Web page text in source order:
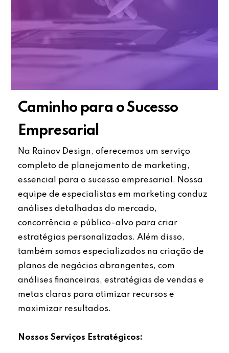
Caminho para o Sucesso
Empresarial
Na Rainov Design, oferecemos um serviço
completo de planejamento de marketing,
essencial para o sucesso empresarial. Nossa
equipe de especialistas em marketing conduz
análises detalhadas do mercado,
concorrência e público-alvo para criar
estratégias personalizadas. Além disso,
também somos especializados na criação de
planos de negócios abrangentes, com
análises financeiras, estratégias de vendas e
metas claras para otimizar recursos e
maximizar resultados.
Nossos Serviços Estratégicos: